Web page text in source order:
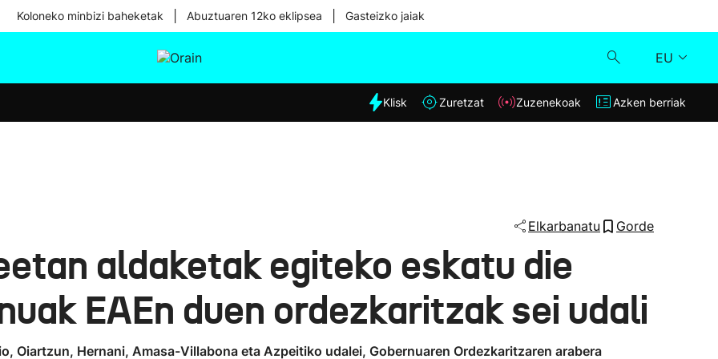
Koloneko minbizi baheketak Abuztuaren 12ko eklipsea Gasteizko jaiak
EU
Eguraldia
Klisk
Klisk Zuretzat Zuzenekoak Azken berriak
Elkarbanatu Gorde
aldaketak egiteko eskatu die
EAEn duen ordezkaritzak sei udali
Oiartzun, Hernani, Amasa-Villabona eta Azpeitiko udalei, Gobernuaren Ordezkaritzaren arabera